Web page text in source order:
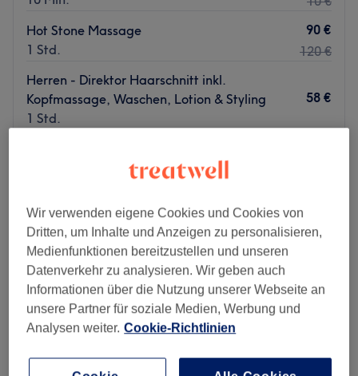
Hot Stone Massage
1 Std.
90 €
120 €
Herren - Direktor Haarschnitt inkl.
Kopfmassage, Waschen, Lotion & Styling
1 Std.
58 €
Mittwoch
10:00– 20:00
Donnerstag
10:00–20:00
Freitag
10:00–20:00
Samstag
10:00–20:00
Sonntag
Geschlossen
Du suchst nach einem guten Friseursalon, der mit seiner
professionellen Arbeit überzeugen kann? Dann bist du
Wir verwenden eigene Cookies und Cookies von
Dritten, um Inhalte und Anzeigen zu personalisieren,
Medienfunktionen bereitzustellen und unseren
Datenverkehr zu analysieren. Wir geben auch
Informationen über die Nutzung unserer Webseite an
unsere Partner für soziale Medien, Werbung und
Analysen weiter. Cookie-Richtlinien